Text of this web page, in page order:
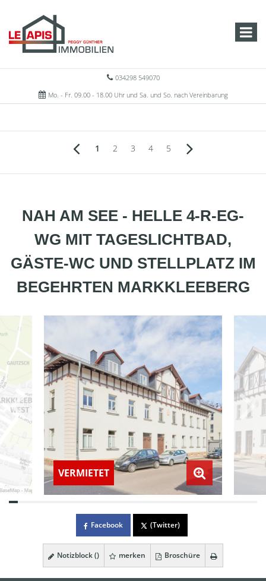
034298 549070
Mo. - Fr. 09.00 - 18.00 Uhr und Sa. und So. nach Vereinbarung
1 2 3 4 5
NAH AM SEE - HELLE 4-R-EG-
WG MIT TAGESLICHTBAD,
GÄSTE-WC UND STELLPLATZ IM
BEGEHRTEN MARKKLEEBERG
VERMIETET
Facebook (Twitter)
Notizblock () merken Broschüre